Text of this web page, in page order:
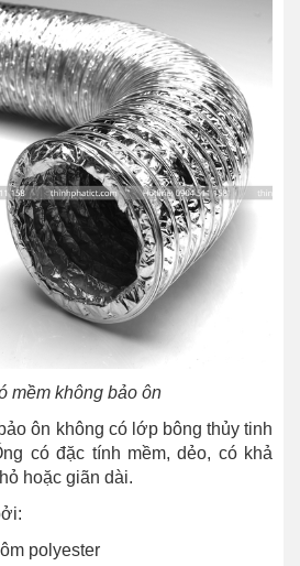
mềm không bảo ôn
ôn không có lớp bông thủy tinh
có đặc tính mềm, dẻo, có khả
hoặc giãn dài.
polyester